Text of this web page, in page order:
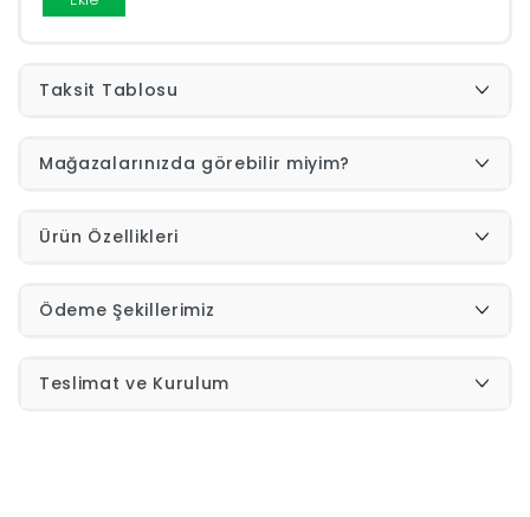
Taksit Tablosu
Mağazalarınızda görebilir miyim?
Ürün Özellikleri
Ödeme Şekillerimiz
Teslimat ve Kurulum